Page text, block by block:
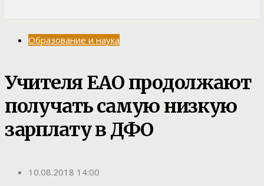
Образование и наука
Учителя ЕАО продолжают
получать самую низкую
зарплату в ДФО
10.08.2018 14:00